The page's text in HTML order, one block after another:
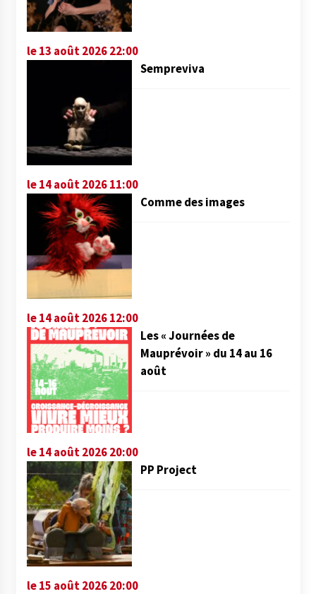
le 13 août 2026 22:00
Sempreviva
le 14 août 2026 11:00
Comme des images
le 14 août 2026 12:00
Les « Journées de
Mauprévoir » du 14 au 16
août
le 14 août 2026 20:00
PP Project
le 15 août 2026 20:00